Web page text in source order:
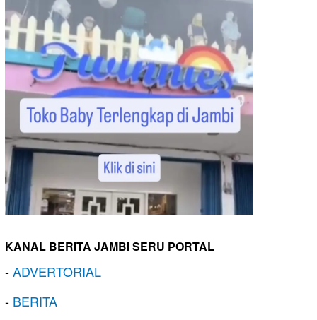
KANAL BERITA JAMBI SERU PORTAL
-ADVERTORIAL
- BERITA